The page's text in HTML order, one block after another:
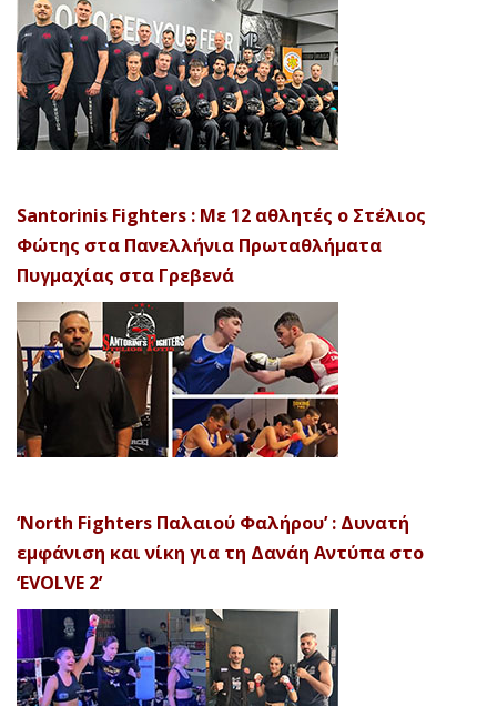
Santorinis Fighters : Με 12 αθλητές ο Στέλιος
Φώτης στα Πανελλήνια Πρωταθλήματα
Πυγμαχίας στα Γρεβενά
‘North Fighters Παλαιού Φαλήρου’ : Δυνατή
εμφάνιση και νίκη για τη Δανάη Αντύπα στο
‘EVOLVE 2’